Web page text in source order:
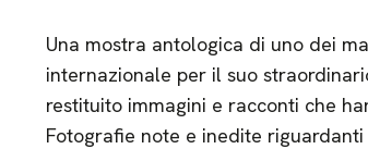
Una mostra antologica di uno dei
internazionale per il suo
restituito immagini e racconti che
Fotografie note e inedite